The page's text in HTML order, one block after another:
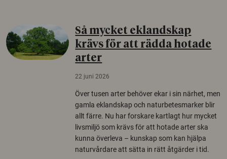
Så mycket eklandskap
krävs för att rädda hotade
arter
22 juni 2026
Över tusen arter behöver ekar i sin närhet, men
gamla eklandskap och naturbetesmarker blir
allt färre. Nu har forskare kartlagt hur mycket
livsmiljö som krävs för att hotade arter ska
kunna överleva – kunskap som kan hjälpa
naturvårdare att sätta in rätt åtgärder i tid.